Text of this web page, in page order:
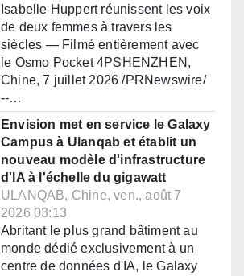
Isabelle Huppert réunissent les voix
de deux femmes à travers les
siècles — Filmé entièrement avec
le Osmo Pocket 4PSHENZHEN,
Chine, 7 juillet 2026 /PRNewswire/
--…
Envision met en service le Galaxy
Campus à Ulanqab et établit un
nouveau modèle d'infrastructure
d'IA à l'échelle du gigawatt
ULANQAB, Chine, ven., août 7
2026 03:13
Abritant le plus grand bâtiment au
monde dédié exclusivement à un
centre de données d'IA, le Galaxy